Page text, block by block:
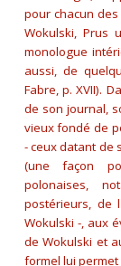
pour chacun
Wokulski, Prus
monologue
aussi, de
Fabre, p. XVII).
de son journal,
vieux fondé de
- ceux datant de
(une façon
polonaises,
postérieurs, de
Wokulski -, aux
de Wokulski et
formel lui